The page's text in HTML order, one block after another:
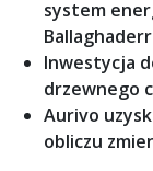
system
Inwestycja
drzewnego
Aurivo
obliczu